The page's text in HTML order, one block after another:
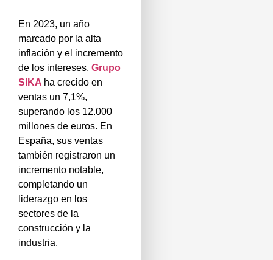
En 2023, un año
marcado por la alta
inflación y el incremento
de los intereses, Grupo
SIKA ha crecido en
ventas un 7,1%,
superando los 12.000
millones de euros. En
España, sus ventas
también registraron un
incremento notable,
completando un
liderazgo en los
sectores de la
construcción y la
industria.